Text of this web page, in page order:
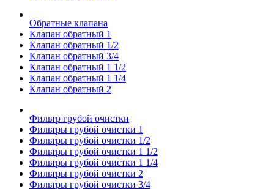
Обратные клапана
Клапан обратный 1
Клапан обратный 1/2
Клапан обратный 3/4
Клапан обратный 1 1/2
Клапан обратный 1 1/4
Клапан обратный 2
Фильтр грубой очистки
Фильтры грубой очистки 1
Фильтры грубой очистки 1/2
Фильтры грубой очистки 1 1/2
Фильтры грубой очистки 1 1/4
Фильтры грубой очистки 2
Фильтры грубой очистки 3/4